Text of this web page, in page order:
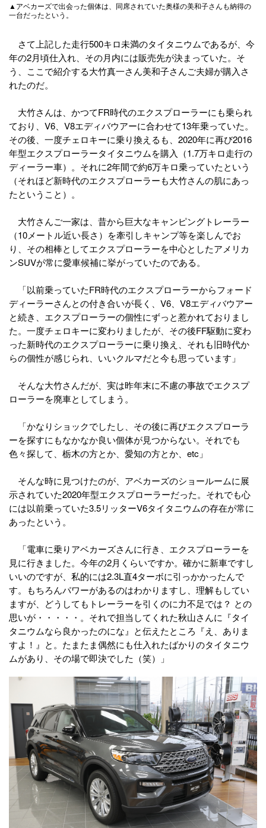
▲アベカーズで出会った個体は、同席されていた奥様の美和子さんも納得の
一台だったという。
さて上記した走行500キロ未満のタイタニウムであるが、今
年の2月頃仕入れ、その月内には販売先が決まっていた。そ
う、ここで紹介する大竹真一さん美和子さんご夫婦が購入さ
れたのだ。
大竹さんは、かつてFR時代のエクスプローラーにも乗られ
ており、V6、V8エディバウアーに合わせて13年乗っていた。
その後、一度チェロキーに乗り換えるも、2020年に再び2016
年型エクスプローラータイタニウムを購入（1.7万キロ走行の
ディーラー車）。それに2年間で約6万キロ乗っていたという
（それほど新時代のエクスプローラーも大竹さんの肌にあっ
たということ）。
大竹さんご一家は、昔から巨大なキャンピングトレーラー
（10メートル近い長さ）を牽引しキャンプ等を楽しんでお
り、その相棒としてエクスプローラーを中心としたアメリカ
ンSUVが常に愛車候補に挙がっていたのである。
「以前乗っていたFR時代のエクスプローラーからフォード
ディーラーさんとの付き合いが長く、V6、V8エディバウアー
と続き、エクスプローラーの個性にずっと惹かれておりまし
た。一度チェロキーに変わりましたが、その後FF駆動に変わ
った新時代のエクスプローラーに乗り換え、それも旧時代か
らの個性が感じられ、いいクルマだと今も思っています」
そんな大竹さんだが、実は昨年末に不慮の事故でエクスプ
ローラーを廃車としてしまう。
「かなりショックでしたし、その後に再びエクスプローラ
ーを探すにもなかなか良い個体が見つからない。それでも
色々探して、栃木の方とか、愛知の方とか、etc」
そんな時に見つけたのが、アベカーズのショールームに展
示されていた2020年型エクスプローラーだった。それでも心
には以前乗っていた3.5リッターV6タイタニウムの存在が常に
あったという。
「電車に乗りアベカーズさんに行き、エクスプローラーを
見に行きました。今年の2月くらいですか。確かに新車ですし
いいのですが、私的には2.3L直4ターボに引っかかったんで
す。もちろんパワーがあるのはわかりますし、理解もしてい
ますが、どうしてもトレーラーを引くのに力不足では？ との
思いが・・・・・。それで担当してくれた秋山さんに『タイ
タニウムなら良かったのにな』と伝えたところ『え、ありま
すよ！』と。たまたま偶然にも仕入れたばかりのタイタニウ
ムがあり、その場で即決でした（笑）」